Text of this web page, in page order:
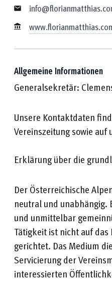
Allgemeine Informationen
Generalsekretär:
Unsere Kontaktdaten
Vereinszeitung sowie auf
Erklärung über die
Der Österreichische
neutral und unabhängig.
und unmittelbar
Tätigkeit ist nicht auf das
gerichtet. Das Medium
Servicierung der
interessierten